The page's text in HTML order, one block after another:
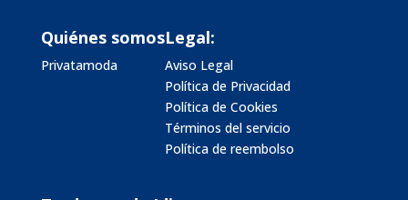
Quiénes somos
Privatamoda
Legal:
Aviso Legal
Política de Privacidad
Política de Cookies
Términos del servicio
Política de reembolso